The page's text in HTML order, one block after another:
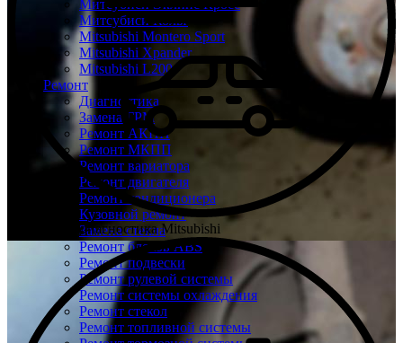
Митсубиси Эклипс Кросс
Митсубиси Кольт
Mitsubishi Montero Sport
Mitsubishi Xpander
Mitsubishi L200
Ремонт
Диагностика
Замена ГРМ
Ремонт АКПП
Ремонт МКПП
Ремонт вариатора
Ремонт двигателя
Ремонт кондиционера
Кузовной ремонт
Замена стекла
Ремонт блоков ABS
Ремонт подвески
Ремонт рулевой системы
Ремонт системы охлаждения
Ремонт стекол
Ремонт топливной системы
Бесплатная диагностика Mitsubishi